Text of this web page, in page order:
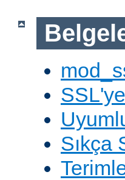
Sıkça